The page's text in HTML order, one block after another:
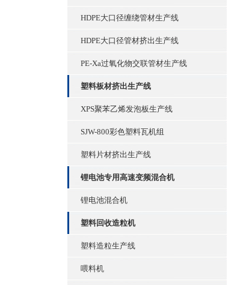
HDPE大口径缠绕管材生产线
HDPE大口径管材挤出生产线
PE-Xa过氧化物交联管材生产线
塑料板材挤出生产线
XPS聚苯乙烯发泡板生产线
SJW-800彩色塑料瓦机组
塑料片材挤出生产线
锂电池专用高速变频混合机
锂电池混合机
塑料回收造粒机
塑料造粒生产线
喂料机